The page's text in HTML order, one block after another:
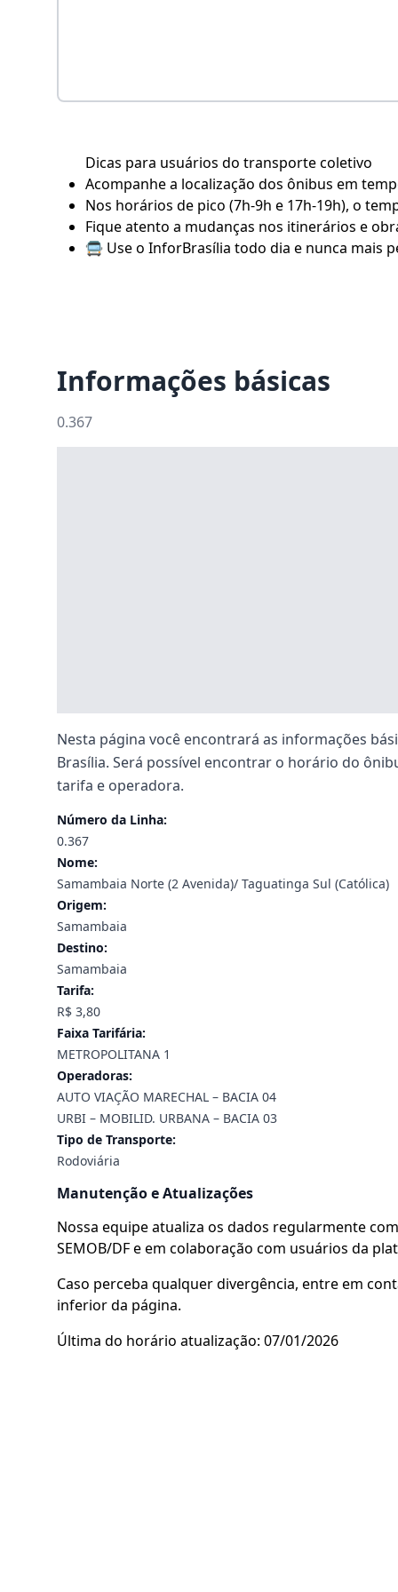
Dicas para usuários do transporte coletivo
Acompanhe a localização dos ônibus em
Nos horários de pico (7h-9h e 17h-19h), o
Fique atento a mudanças nos itinerários e
🚍 Use o InforBrasília todo dia e nunca mais
Informações básicas
0.367
Nesta página você encontrará as informações
Brasília. Será possível encontrar o horário do
tarifa e operadora.
Número da Linha:
0.367
Nome:
Samambaia Norte (2 Avenida)/ Taguatinga Sul (Católica)
Origem:
Samambaia
Destino:
Samambaia
Tarifa:
R$ 3,80
Faixa Tarifária:
METROPOLITANA 1
Operadoras:
AUTO VIAÇÃO MARECHAL – BACIA 04
URBI – MOBILID. URBANA – BACIA 03
Tipo de Transporte:
Rodoviária
Manutenção e Atualizações
Nossa equipe atualiza os dados regularmente
SEMOB/DF e em colaboração com usuários da
Caso perceba qualquer divergência, entre em
inferior da página.
Última do horário atualização: 07/01/2026